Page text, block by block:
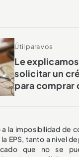
Útil para vos
Le
solicitar un
para comprar
a la imposibilidad de
EPS, tanto a nivel
que no se